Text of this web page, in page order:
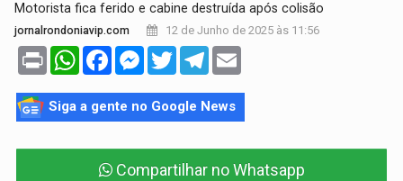
Motorista fica ferido e cabine destruída após colisão
jornalrondoniavip.com 12 de Junho de 2025 às 11:56
Print WhatsAppFacebookMessenger
TwitterTelegram
Siga a gente no Google News
Compartilhar no Whatsapp